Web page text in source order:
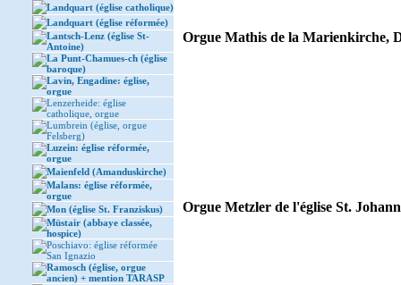
Landquart (église catholique)
Landquart (église réformée)
Lantsch-Lenz (église St-
Antoine)
La Punt-Chamues-ch (église
baroque)
Lavin, Engadine: église,
orgue
Lenzerheide: église
catholique, orgue
Lumbrein (église, orgue
Felsberg)
Luzein: église réformée,
orgue
Maienfeld (Amanduskirche)
Malans: église réformée,
orgue
Mon (église St. Franziskus)
Müstair (abbaye classée,
hospice)
Poschiavo: église réformée
San Ignazio
Ramosch (église, orgue
ancien) + mention TARASP
Orgue Mathis de la Marienkirche,
Orgue Metzler de l'église St.